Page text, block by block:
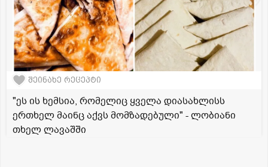
შეინახე რეცეპტი
"ეს ის ხემსია, რომელიც ყველა დიასახლისს
ერთხელ მაინც აქვს მომზადებული" - ლობიანი
თხელ ლავაშში